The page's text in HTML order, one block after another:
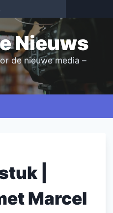
Nieuws
de nieuwe media –
|
Marcel